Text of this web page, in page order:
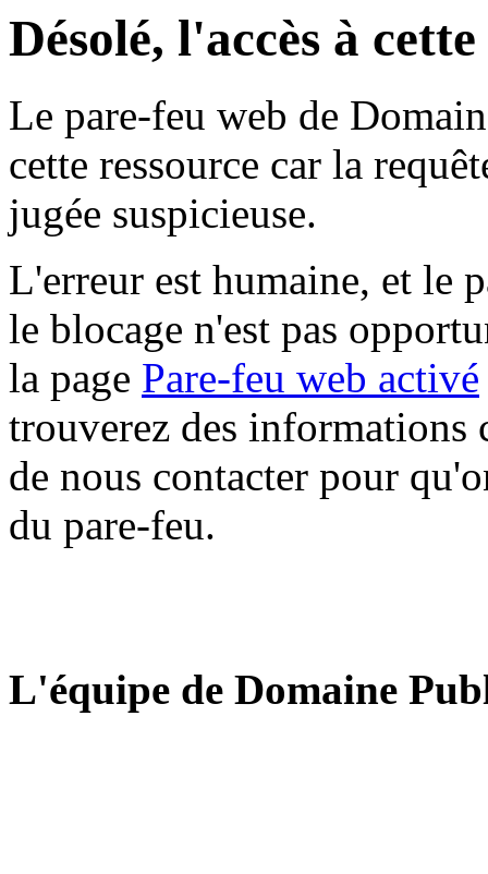
Désolé, l'accès à
Le pare-feu web de
cette ressource car la
jugée suspicieuse.
L'erreur est humaine, et le
le blocage n'est pas
la page Pare-feu web activé
trouverez des informations
de nous contacter pour
du pare-feu.
L'équipe de Domaine